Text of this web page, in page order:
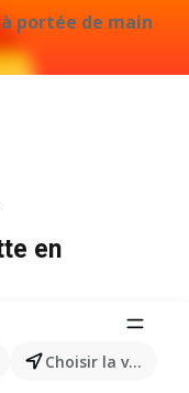
portée de main
des Choisir la ville
en
magasins